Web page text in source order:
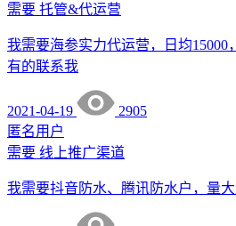
需要 托管&代运营
我需要海参实力代运营，日均15000
有的联系我
2021-04-19
2905
匿名用户
需要 线上推广渠道
我需要抖音防水、腾讯防水户，量大